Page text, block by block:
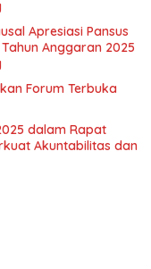
Apresiasi Pansus
Anggaran 2025
Forum Terbuka
dalam Rapat
Akuntabilitas dan